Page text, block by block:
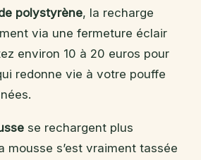
polystyrène, la recharge
via une fermeture éclair
environ 10 à 20 euros pour
redonne vie à votre pouffe
se rechargent plus
mousse s’est vraiment tassée